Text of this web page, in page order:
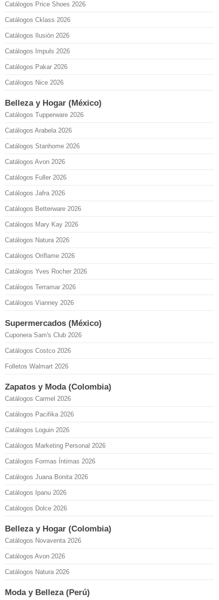
Catálogos Price Shoes 2026
Catálogos Cklass 2026
Catálogos Ilusión 2026
Catálogos Impuls 2026
Catálogos Pakar 2026
Catálogos Nice 2026
Belleza y Hogar (México)
Catálogos Tupperware 2026
Catálogos Arabela 2026
Catálogos Stanhome 2026
Catálogos Avon 2026
Catálogos Fuller 2026
Catálogos Jafra 2026
Catálogos Betterware 2026
Catálogos Mary Kay 2026
Catálogos Natura 2026
Catálogos Oriflame 2026
Catálogos Yves Rocher 2026
Catálogos Terramar 2026
Catálogos Vianney 2026
Supermercados (México)
Cuponera Sam's Club 2026
Catálogos Costco 2026
Folletos Walmart 2026
Zapatos y Moda (Colombia)
Catálogos Carmel 2026
Catálogos Pacifika 2026
Catálogos Loguin 2026
Catálogos Marketing Personal 2026
Catálogos Formas Íntimas 2026
Catálogos Juana Bonita 2026
Catálogos Ipanu 2026
Catálogos Dolce 2026
Belleza y Hogar (Colombia)
Catálogos Novaventa 2026
Catálogos Avon 2026
Catálogos Natura 2026
Moda y Belleza (Perú)